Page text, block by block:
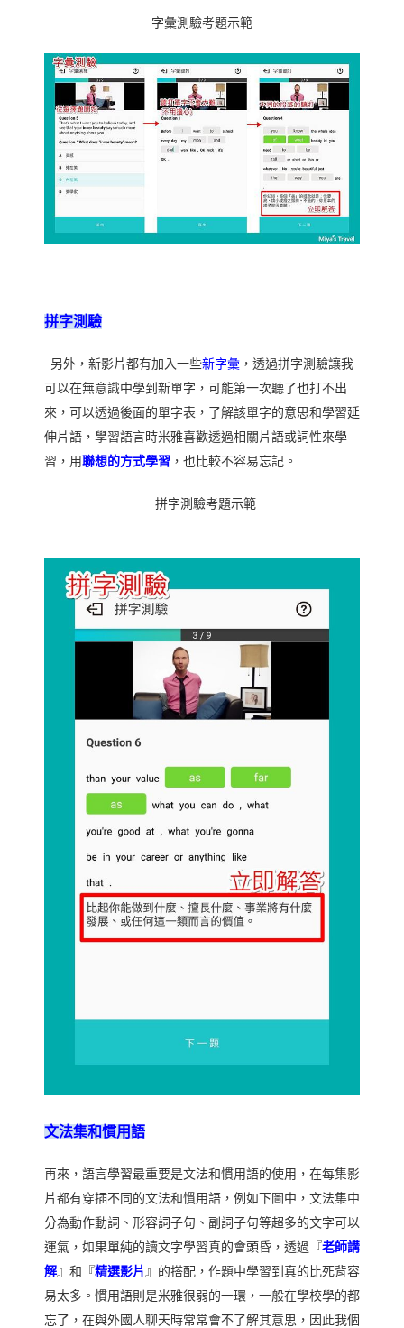
字彙測驗考題示範
拼字測驗
另外，新影片都有加入一些新字彙 ，透過拼字測驗讓我
可以在無意識中學到新單字，可能第一次聽了也打不出
來，可以透過後面的單字表，了解該單字的意思和學習延
伸片語，學習語言時米雅喜歡透過相關片語或詞性來學
習，用聯想的方式學習 ，也比較不容易忘記。
拼字測驗考題示範
文法集和慣用語
再來，語言學習最重要是文法和慣用語的使用，在每集影
片都有穿插不同的文法和慣用語，例如下圖中，文法集中
分為動作動詞、形容詞子句、副詞子句等超多的文字可以
運氣，如果單純的讀文字學習真的會頭昏，透過『老師講
解 』和『精選影片 』的搭配，作題中學習到真的比死背容
易太多。慣用語則是米雅很弱的一環，一般在學校學的都
忘了，在與外國人聊天時常常會不了解其意思，因此我個